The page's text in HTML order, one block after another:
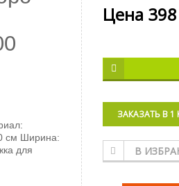
см Ширина:
для
Цена 398
ЗАКАЗАТЬ В 1
В